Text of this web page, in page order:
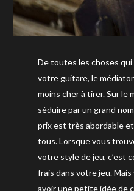
De toutes les choses
votre guitare, le
moins cher à tirer. Sur le
séduire par un grand
prix est très abordable
tous. Lorsque vous
votre style de jeu, c’est
frais dans votre jeu.
avoir une petite idée de